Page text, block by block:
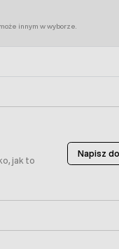
innym w wyborze.
jak to
Napisz